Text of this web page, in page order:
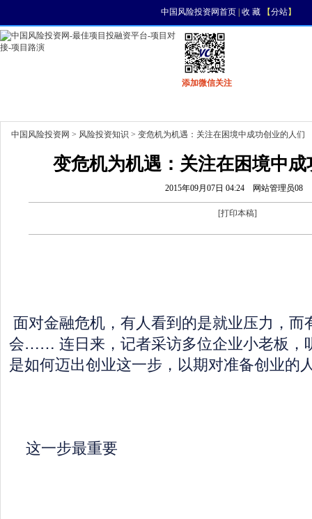
中国风险投资网首页| 收 藏【分站】
添加微信关注
中国风险投资网 > 风险投资知识 > 变危机为机遇：关注在困境中成功创业的人们
变危机为机遇：关注在困境中
2015年09月07日 04:24 网站管理员08
[打印本稿]
面对金融危机，有人看到的是就业压力，而
会…… 连日来，记者采访多位企业小老板，
是如何迈出创业这一步，以期对准备创业的
这一步最重要